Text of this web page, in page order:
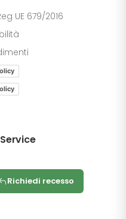
UE 679/2016
Richiedi recesso